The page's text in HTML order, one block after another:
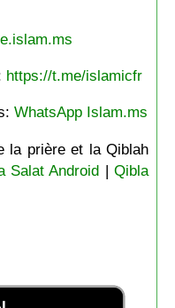
https://t.me/islamicfr
WhatsApp Islam.ms
la prière et la Qiblah
Salat Android |Qibla